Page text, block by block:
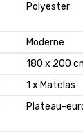
‎Polyester
‎Moderne
‎180 x 200
‎1 x Matelas
‎Plateau-